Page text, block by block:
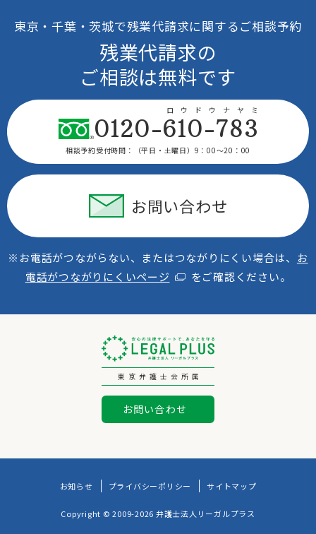
東京・千葉・茨城で残業代請求に関するご相談予約
残業代請求の
ご相談は無料です
0120-610-783
ロウドウナヤミ
相談予約受付時間： （平日・土曜日）9：00〜20：00
お問い合わせ
※お電話がつながらない、またはつながりにくい場合は、
お
電話がつながりにくいページ
をご確認ください。
東京弁護士会所属
お問い合わせ
お知らせ プライバシーポリシー サイトマップ
Copyright © 2009-2026 弁護士法人リーガルプラス